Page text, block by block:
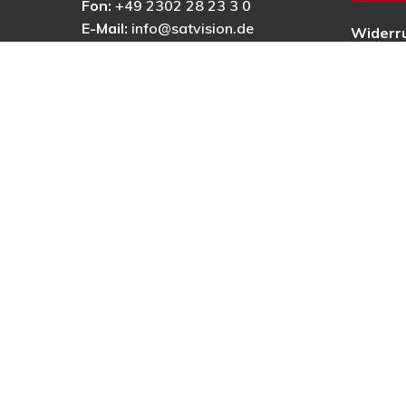
Fon: +49 2302 28 23 3 0
E-Mail: info@satvision.de